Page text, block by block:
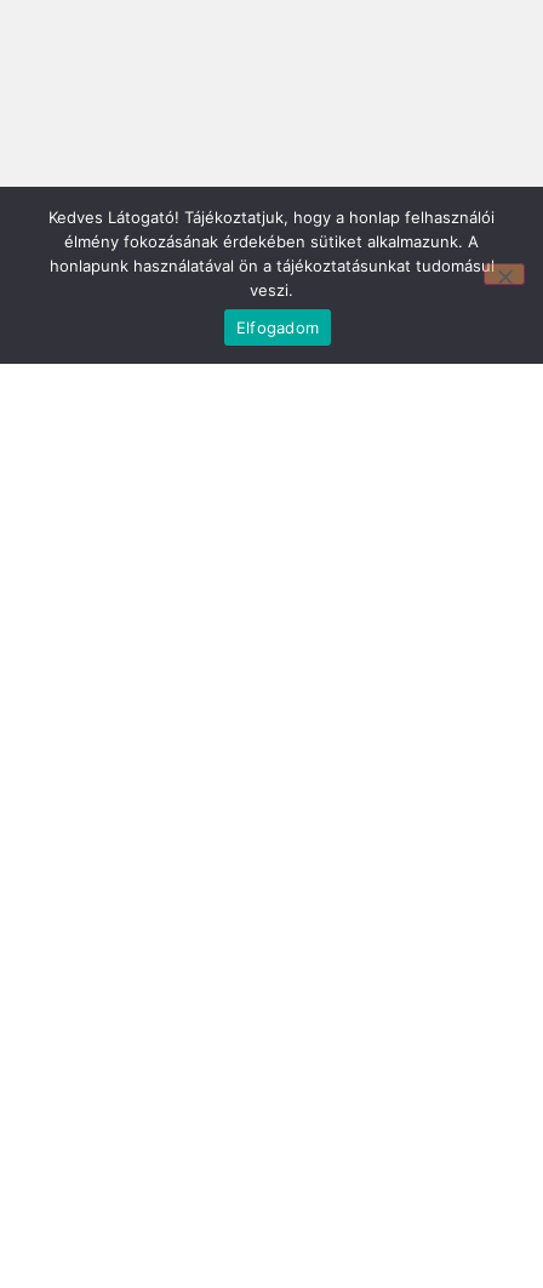
Mirland Lakberendezési Áruház:
7100 Szekszárd, Fáy András u. 29
webmirland@gmail.com
Kedves Látogató! Tájékoztatjuk, hogy a honlap felhasználói
élmény fokozásának érdekében sütiket alkalmazunk. A
honlapunk használatával ön a tájékoztatásunkat tudomásul
veszi.
Elfogadom